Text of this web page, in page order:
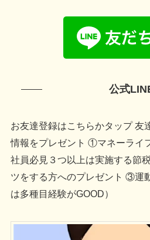
公式
お友達登録はこちらかタップ 友
情報をプレゼント ①マネーライ
社員必見３つ以上は実施する節
ツをする方へのプレゼント ③運
は多種目経験がGOOD）